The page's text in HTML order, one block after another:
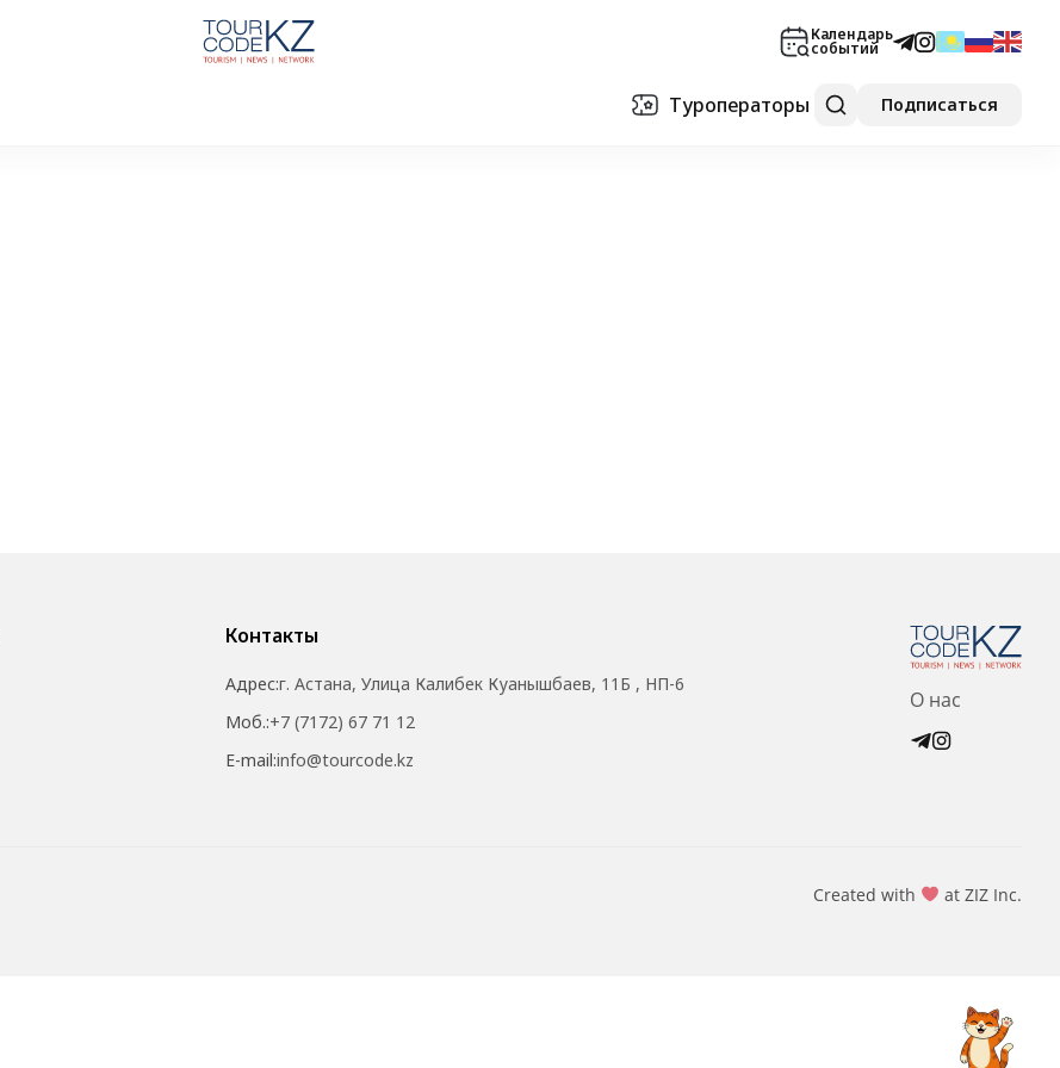
Календарь
событий
Туроператоры Подписаться
Контакты
Адрес:г. Астана, Улица Калибек Куанышбаев, 11Б , НП-6
Моб.:+7 (7172) 67 71 12
E-mail:info@tourcode.kz
О нас
Created with at ZIZ Inc.